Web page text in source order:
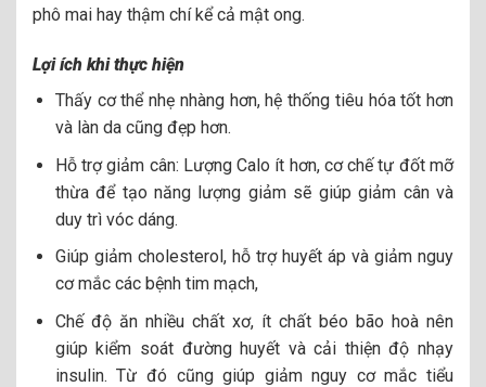
phô mai hay thậm chí kể cả mật ong.
Lợi ích khi thực hiện
Thấy cơ thể nhẹ nhàng hơn, hệ thống tiêu hóa tốt hơn
và làn da cũng đẹp hơn.
Hỗ trợ giảm cân: Lượng Calo ít hơn, cơ chế tự đốt mỡ
thừa để tạo năng lượng giảm sẽ giúp giảm cân và
duy trì vóc dáng.
Giúp giảm cholesterol, hỗ trợ huyết áp và giảm nguy
cơ mắc các bệnh tim mạch,
Chế độ ăn nhiều chất xơ, ít chất béo bão hoà nên
giúp kiểm soát đường huyết và cải thiện độ nhạy
insulin. Từ đó cũng giúp giảm nguy cơ mắc tiểu